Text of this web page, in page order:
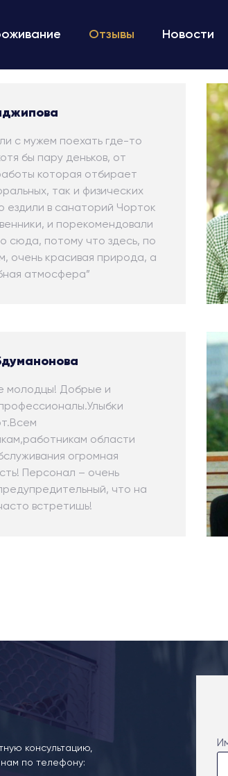
Отзывы Новости
с мужем поехать где-то
бы пару деньков, от
которая отбирает
так и физических
ездили в санаторий Чорток
и порекомендовали
сюда, потому что здесь, по
очень красивая природа, а
атмосфера”
молодцы! Добрые и
области
огромная
Персонал – очень
что на
встретишь!
консультацию,
нам по телефону: